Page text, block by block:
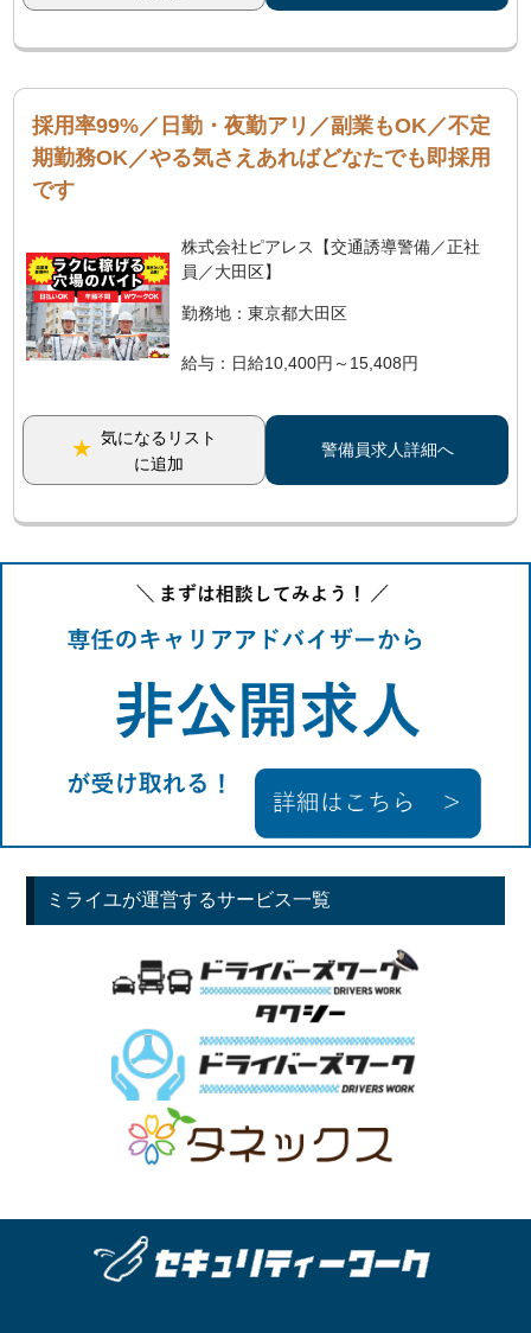
採用率99%／日勤・夜勤アリ／副業もOK／不定
期勤務OK／やる気さえあればどなたでも即採用
です
株式会社ピアレス【交通誘導警備／正社
員／大田区】
勤務地：東京都大田区
給与：日給10,400円～15,408円
気になるリスト
に追加
警備員求人詳細へ
ミライユが運営するサービス一覧